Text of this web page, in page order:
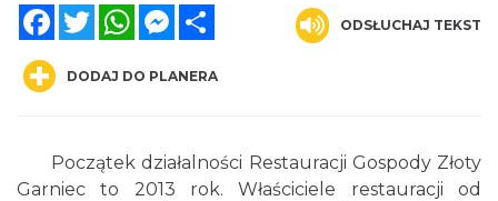
FacebookTwitterWhatsAppMessenger
ODSŁUCHAJ TEKST
DODAJ DO PLANERA
Początek działalności Restauracji Gospody Złoty
Garniec to 2013 rok. Właściciele restauracji od